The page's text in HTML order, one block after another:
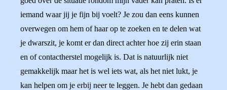
iemand waar jij je fijn bij voelt? Je zou dan eens kunnen
overwegen om hem of haar op te zoeken en te delen wat
je dwarszit, je komt er dan direct achter hoe zij erin staan
en of contactherstel mogelijk is. Dat is natuurlijk niet
gemakkelijk maar het is wel iets wat, als het niet lukt, je
kan helpen om je erbij neer te leggen. Je hebt dan gedaan